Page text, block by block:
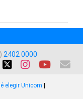
2402 0000
elegir Unicom |